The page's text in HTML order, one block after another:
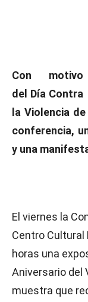
Con motivo
del Día Contra
la Violencia
conferencia,
y una
El viernes la
Centro Cultural
horas una
Aniversario del
muestra que